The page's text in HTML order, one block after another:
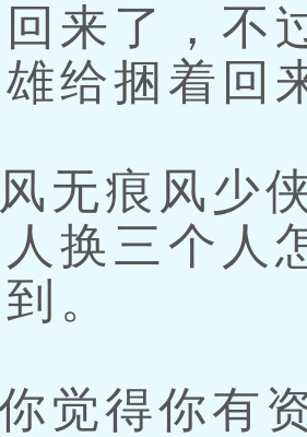
来了，不
给捆着回
无痕风少
换三个人
。
觉得你有